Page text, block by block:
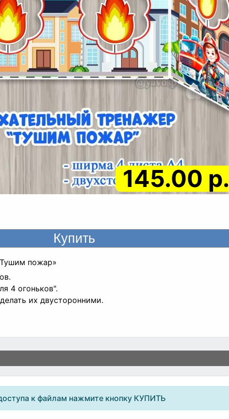
145.00 р.
пожар»
4 огоньков".
их двусторонними.
к файлам нажмите кнопку КУПИТЬ